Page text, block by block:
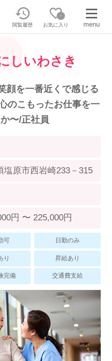
閲覧履歴
0
お気に入り menu
わせはこちら
合わせの内容を
ださい
はこちら
の求人を探す
キリング
イルとは
コラム
ットについて
事について
しいわさき
顔を一番近くで感じる
のこもったお仕事を一
〜/正社員
塩原市西岩崎233－315
円 〜 225,000円
可 日勤のみ
り 昇給あり
完備 交通費支給